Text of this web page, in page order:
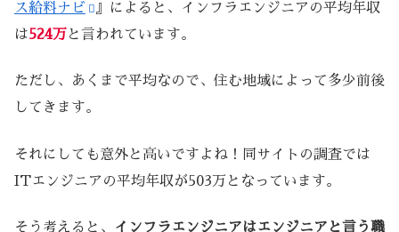
ス給料ナビ
』によると、インフラエンジニアの平均年収
は524万 と言われています。
ただし、あくまで平均なので、住む地域によって多少前後
してきます。
それにしても意外と高いですよね！同サイトの調査では
ITエンジニアの平均年収が503万となっています。
そう考えると、 インフラエンジニアはエンジニアと言う職